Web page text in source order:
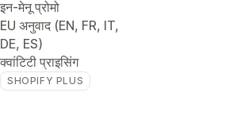
इन-मेनू प्रोमो
EU अनुवाद (EN, FR, IT,
DE, ES)
क्वांटिटी प्राइसिंग
SHOPIFY PLUS